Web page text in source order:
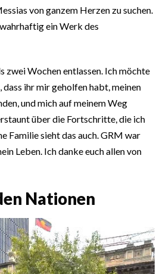
von ganzem Herzen zu suchen.
ein Werk des
zwei Wochen entlassen. Ich möchte
dass ihr mir geholfen habt, meinen
und mich auf meinem Weg
über die Fortschritte, die ich
Familie sieht das auch. GRM war
Leben. Ich danke euch allen von
Nationen